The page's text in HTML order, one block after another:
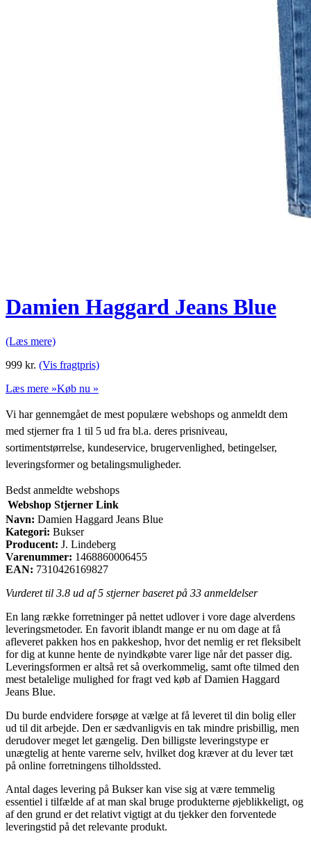
Damien Haggard Jeans Blue
(Læs mere)
999 kr. (Vis fragtpris)
Læs mere »Køb nu »
Vi har gennemgået de mest populære webshops og anmeldt dem
med stjerner fra 1 til 5 ud fra bl.a. deres prisniveau,
sortimentstørrelse, kundeservice, brugervenlighed, betingelser,
leveringsformer og betalingsmuligheder.
Bedst anmeldte webshops
Webshop Stjerner Link
Navn: Damien Haggard Jeans Blue
Kategori: Bukser
Producent: J. Lindeberg
Varenummer: 1468860006455
EAN: 7310426169827
Vurderet til 3.8 ud af 5 stjerner baseret på 33 anmeldelser
En lang række forretninger på nettet udlover i vore dage alverdens
leveringsmetoder. En favorit iblandt mange er nu om dage at få
afleveret pakken hos en pakkeshop, hvor det nemlig er ret fleksibelt
for dig at kunne hente de nyindkøbte varer lige når det passer dig.
Leveringsformen er altså ret så overkommelig, samt ofte tilmed den
mest betalelige mulighed for fragt ved køb af Damien Haggard
Jeans Blue.
Du burde endvidere forsøge at vælge at få leveret til din bolig eller
ud til dit arbejde. Den er sædvanligvis en tak mindre prisbillig, men
derudover meget let gængelig. Den billigste leveringstype er
unægtelig at hente varerne selv, hvilket dog kræver at du lever tæt
på online forretningens tilholdssted.
Antal dages levering på Bukser kan vise sig at være temmelig
essentiel i tilfælde af at man skal bruge produkterne øjeblikkeligt, og
af den grund er det relativt vigtigt at du tjekker den forventede
leveringstid på det relevante produkt.